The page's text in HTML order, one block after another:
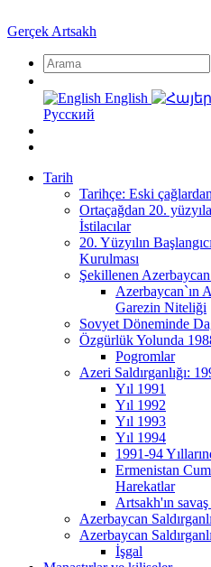
Gerçek Artsakh
English
Русский
Tarih
Tarihçe: Eski
Ortaçağdan 20.
İstilacılar
20. Yüzyılın
Kurulması
Şekillenen
Azerbaycan`ın
Garezin Niteliği
Sovyet Döneminde
Özgürlük Yolunda
Pogromlar
Azeri Saldırganlığı:
Yıl 1991
Yıl 1992
Yıl 1993
Yıl 1994
1991-94
Ermenistan
Harekatlar
Artsakh'ın savaş
Azerbaycan
Azerbaycan
İşgal